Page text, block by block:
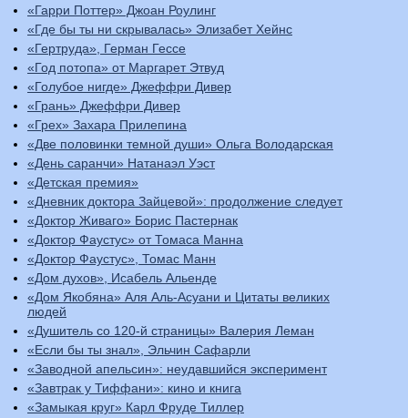
«Гарри Поттер» Джоан Роулинг
«Где бы ты ни скрывалась» Элизабет Хейнс
«Гертруда», Герман Гессе
«Год потопа» от Маргарет Этвуд
«Голубое нигде» Джеффри Дивер
«Грань» Джеффри Дивер
«Грех» Захара Прилепина
«Две половинки темной души» Ольга Володарская
«День саранчи» Натанаэл Уэст
«Детская премия»
«Дневник доктора Зайцевой»: продолжение следует
«Доктор Живаго» Борис Пастернак
«Доктор Фаустус» от Томаса Манна
«Доктор Фаустус», Томас Манн
«Дом духов», Исабель Альенде
«Дом Якобяна» Аля Аль-Асуани и Цитаты великих
людей
«Душитель со 120-й страницы» Валерия Леман
«Если бы ты знал», Эльчин Сафарли
«Заводной апельсин»: неудавшийся эксперимент
«Завтрак у Тиффани»: кино и книга
«Замыкая круг» Карл Фруде Тиллер